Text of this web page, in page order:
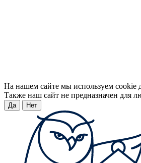
На нашем сайте мы используем cookie
Также наш сайт не предназначен для
Да Нет